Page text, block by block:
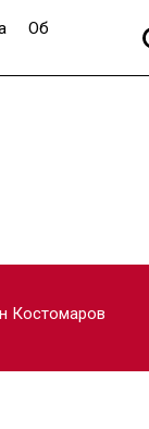
Об
Костомаров